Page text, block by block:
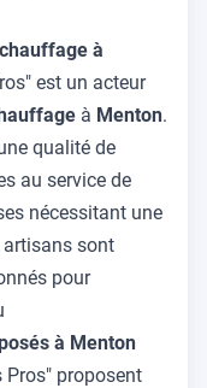
à
est un acteur
à Menton.
qualité de
au service de
nécessitant une
artisans sont
pour
à Menton
Pros" proposent